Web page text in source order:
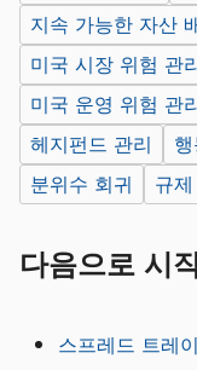
지속 가능한 자산
미국 시장 위험 관
미국 운영 위험 관
헤지펀드 관리
분위수 회귀
규
다음으로 시
스프레드 트레